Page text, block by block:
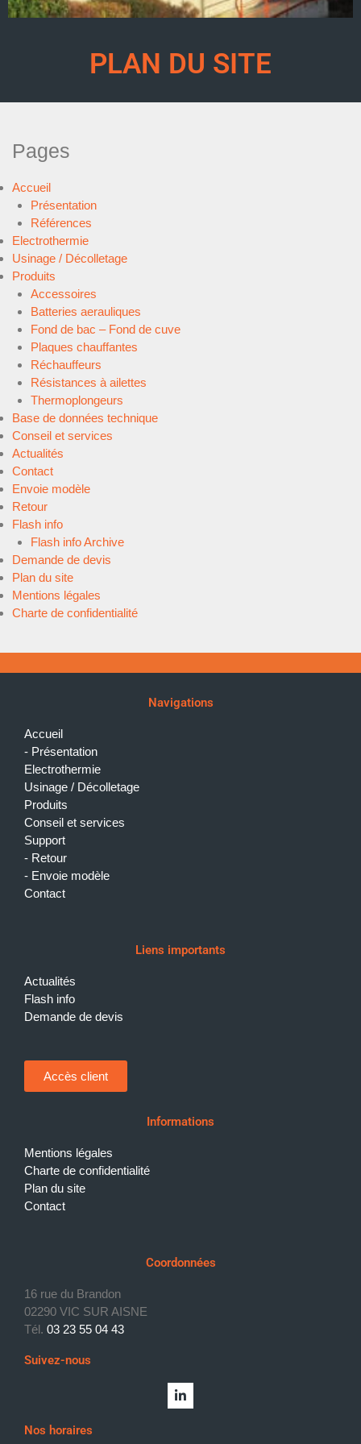
PLAN DU SITE
Pages
Accueil
Présentation
Références
Electrothermie
Usinage / Décolletage
Produits
Accessoires
Batteries aerauliques
Fond de bac – Fond de cuve
Plaques chauffantes
Réchauffeurs
Résistances à ailettes
Thermoplongeurs
Base de données technique
Conseil et services
Actualités
Contact
Envoie modèle
Retour
Flash info
Flash info Archive
Demande de devis
Plan du site
Mentions légales
Charte de confidentialité
Navigations
Accueil
Présentation
Electrothermie
Usinage / Décolletage
Produits
Conseil et services
Support
Retour
Envoie modèle
Contact
Liens importants
Actualités
Flash info
Demande de devis
Accès client
Informations
Mentions légales
Charte de confidentialité
Plan du site
Contact
Coordonnées
16 rue du Brandon
02290 VIC SUR AISNE
Tél. 03 23 55 04 43
Suivez-nous
Nos horaires